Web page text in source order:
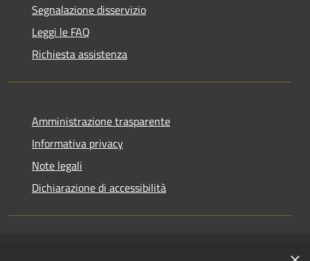
Segnalazione disservizio
Leggi le FAQ
Richiesta assistenza
Amministrazione trasparente
Informativa privacy
Note legali
Dichiarazione di accessibilità
Copyright © 2026 • Comune di